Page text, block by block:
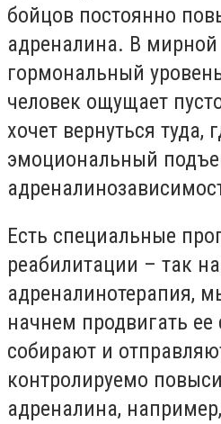
бойцов постоянно
адреналина. В
гормональный
человек ощущает
хочет вернуться туда,
эмоциональный
Есть специальные
реабилитации – так
адреналинотерапия,
начнем продвигать ее
собирают и
контролируемо
адреналина,